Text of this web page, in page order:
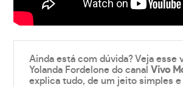
Ainda está com dúvida? Veja esse
Yolanda Fordelone do canalVivo
explica tudo, de um jeito simples